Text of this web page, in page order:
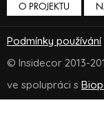
O PROJEKTU
Podmínky používání
© Insidecor 2013-
ve spolupráci s